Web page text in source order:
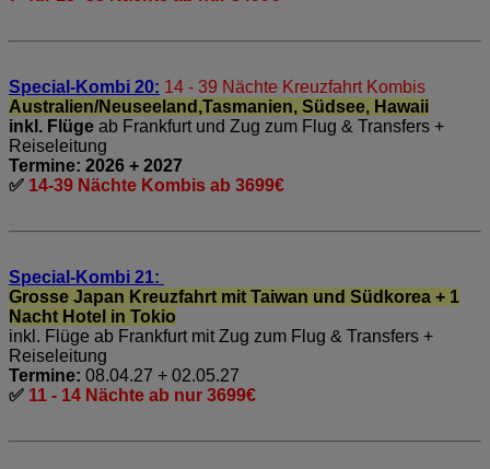
Special-Kombi 20: 14 - 39 Nächte Kreuzfahrt Kombis
Australien/Neuseeland,Tasmanien, Südsee, Hawaii
inkl. Flüge ab Frankfurt und Zug zum Flug & Transfers +
Reiseleitung
Termine: 2026 + 2027
✅ 14-39 Nächte Kombis ab 3699€
Special-Kombi 21:
Grosse Japan Kreuzfahrt mit Taiwan und Südkorea + 1
Nacht Hotel in Tokio
inkl. Flüge ab Frankfurt mit Zug zum Flug & Transfers +
Reiseleitung
Termine: 08.04.27 + 02.05.27
✅ 11 - 14 Nächte ab nur 3699€